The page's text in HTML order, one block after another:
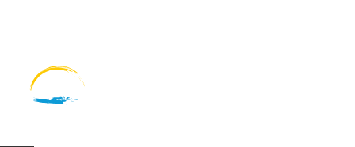
b
n
t
r
e
t
u
b